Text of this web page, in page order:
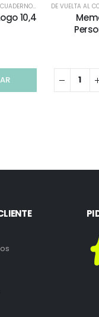
Y LIBRETAS
10,4
DE VUELTA AL